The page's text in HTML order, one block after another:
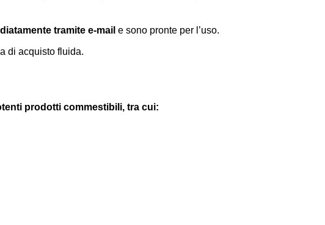
tramite e-mail e sono pronte per l’uso.
di acquisto fluida.
prodotti commestibili, tra cui: